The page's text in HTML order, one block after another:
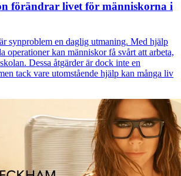
förändrar livet för människorna i
synproblem en daglig utmaning. Med hjälp
operationer kan människor få svårt att arbeta,
Dessa åtgärder är dock inte en
tack vare utomstående hjälp kan många liv